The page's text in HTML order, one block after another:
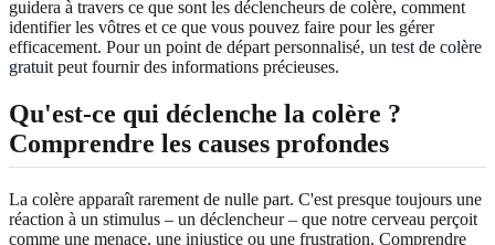
guidera à travers ce que sont les déclencheurs de colère, comment
identifier les vôtres et ce que vous pouvez faire pour les gérer
efficacement. Pour un point de départ personnalisé, un test de colère
gratuit peut fournir des informations précieuses.
Qu'est-ce qui déclenche la colère ?
Comprendre les causes profondes
La colère apparaît rarement de nulle part. C'est presque toujours une
réaction à un stimulus – un déclencheur – que notre cerveau perçoit
comme une menace, une injustice ou une frustration. Comprendre